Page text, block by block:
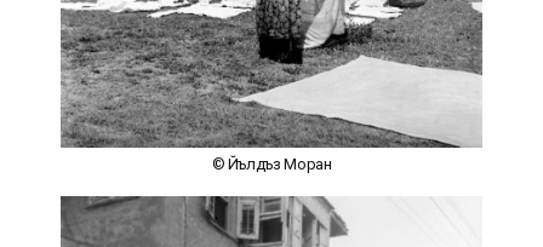
© Йълдъз Моран